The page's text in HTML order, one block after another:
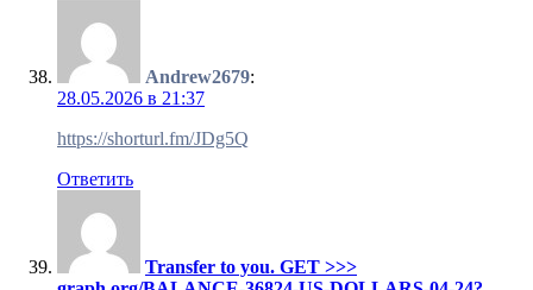
Andrew2679:
28.05.2026 в 21:37
https://shorturl.fm/JDg5Q
Ответить
Transfer to you. GET >>>